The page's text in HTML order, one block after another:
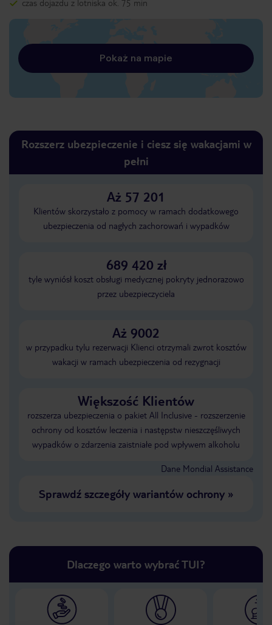
czas dojazdu z lotniska ok. 75 min
Pokaż na mapie
Rozszerz ubezpieczenie i ciesz się wakacjami w
pełni
Aż 57 201
Klientów skorzystało z pomocy w ramach dodatkowego
ubezpieczenia od nagłych zachorowań i wypadków
689 420 zł
tyle wyniósł koszt obsługi medycznej pokryty jednorazowo
przez ubezpieczyciela
Aż 9002
w przypadku tylu rezerwacji Klienci otrzymali zwrot kosztów
wakacji w ramach ubezpieczenia od rezygnacji
Większość Klientów
rozszerza ubezpieczenia o pakiet All Inclusive - rozszerzenie
ochrony od kosztów leczenia i następstw nieszczęśliwych
wypadków o zdarzenia zaistniałe pod wpływem alkoholu
Dane Mondial Assistance
Sprawdź szczegóły wariantów ochrony»
Dlaczego warto wybrać TUI?